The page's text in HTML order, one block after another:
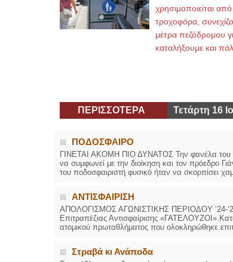
χρησιμοποιείται
τροχοφόρα,
μέτρα πεζόδρομου
καταλήξουμε και
ΠΕΡΙΣΣΟΤΕΡΑ Τετάρτη 16
ΠΟΔΟΣΦΑΙΡΟ
ΓΙΝΕΤΑΙ ΑΚΟΜΗ ΠΙΟ ΔΥΝΑΤΟΣ Την φανέλα του
να συμφωνεί με την διοίκηση και τον πρόεδρο
του ποδοσφαιριστή φυσικό ήταν να σκορπίσει
ΑΝΤΙΣΦΑΙΡΙΣΗ
ΑΠΟΛΟΓΙΣΜΟΣ ΑΓΩΝΙΣΤΙΚΗΣ ΠΕΡΙΟΔΟΥ ‘24-
Επιτραπέζιας Αντισφαίρισης
ατομικού πρωταθλήματος που ολοκληρώθηκε
Στραβά κι Ανάποδα